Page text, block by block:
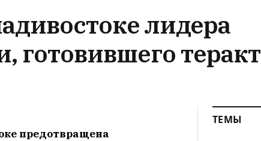
лидера
готовившего теракт
предотвращена
ТЕМЫ